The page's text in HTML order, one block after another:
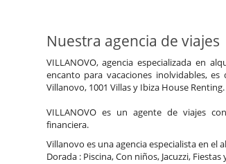
Nuestra agencia de viajes
VILLANOVO, agencia especializada en
encanto para vacaciones inolvidables,
Villanovo, 1001 Villas y Ibiza House Renting.
VILLANOVO es un agente de viajes
financiera.
Villanovo es una agencia especialista en el
Dorada : Piscina, Con niños, Jacuzzi, Fiestas